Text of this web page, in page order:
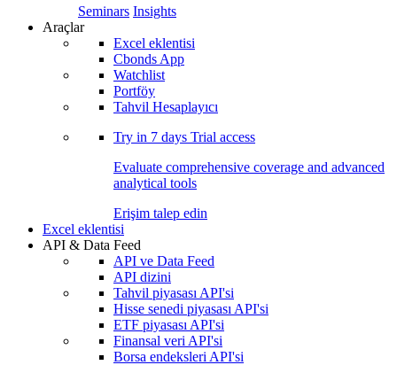
Seminars Insights
Araçlar
Excel eklentisi
Cbonds App
Watchlist
Portföy
Tahvil Hesaplayıcı
Try in 7 days Trial access
Evaluate comprehensive coverage and advanced
analytical tools
Erişim talep edin
Excel eklentisi
API & Data Feed
API ve Data Feed
API dizini
Tahvil piyasası API'si
Hisse senedi piyasası API'si
ETF piyasası API'si
Finansal veri API'si
Borsa endeksleri API'si